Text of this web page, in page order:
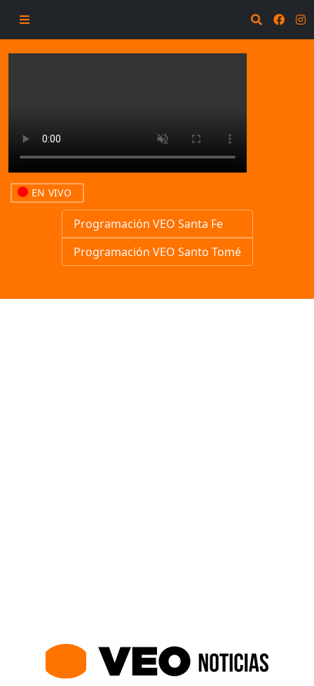
EN VIVO
Programación VEO Santa Fe
Programación VEO Santo Tomé